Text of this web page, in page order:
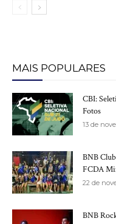
MAIS POPULARES
CBI:
Fotos
13 de
BNB
FCDA
22 de
BNB